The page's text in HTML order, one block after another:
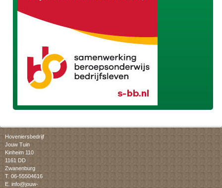
Hoveniersbedrijf
Jouw Tuin
Kinheim 110
1161 DD
Zwanenburg
T. 06-55504616
E. info@jouw-